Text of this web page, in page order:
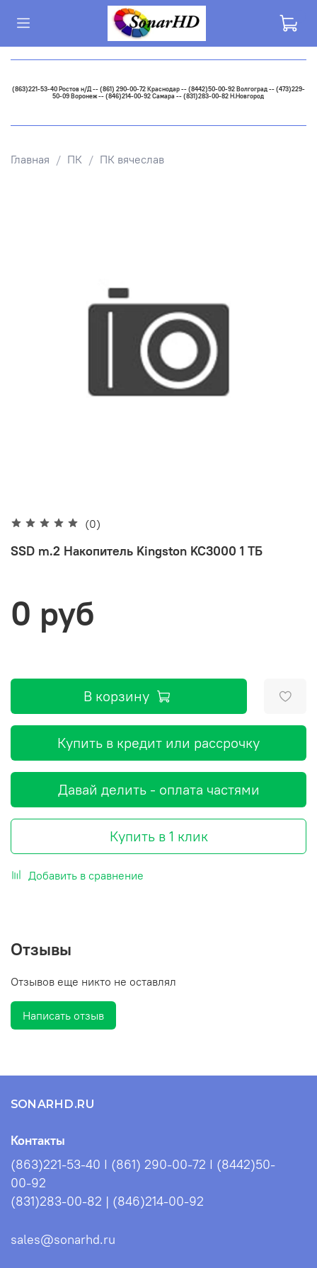
(863)221-53-40 Ростов н/Д -- (861) 290-00-72 Краснодар -- (8442)50-00-92 Волгоград -- (473)229-
50-09 Воронеж -- (846)214-00-92 Самара -- (831)283-00-82 Н.Новгород
Главная ПК ПК вячеслав
(0)
SSD m.2 Накопитель Kingston KC3000 1 ТБ
0 руб
В корзину
Купить в кредит или рассрочку
Давай делить - оплата частями
Купить в 1 клик
Добавить в сравнение
Отзывы
Отзывов еще никто не оставлял
Написать отзыв
SONARHD.RU
Контакты
(863)221-53-40 I (861) 290-00-72 I (8442)50-
00-92
(831)283-00-82 | (846)214-00-92
sales@sonarhd.ru